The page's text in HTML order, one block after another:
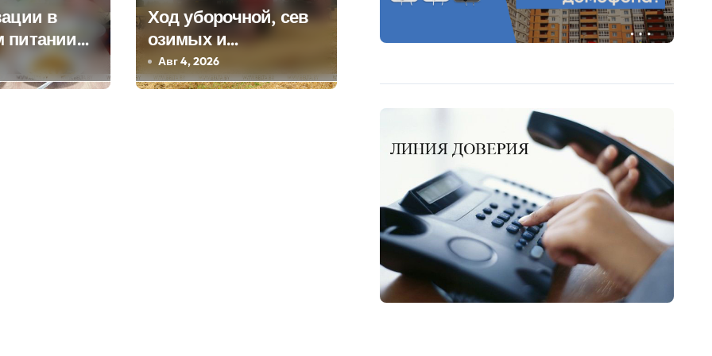
в
питании
с 1
Ход уборочной, сев
озимых и
строительство
профилакториев.
Авг 4, 2026